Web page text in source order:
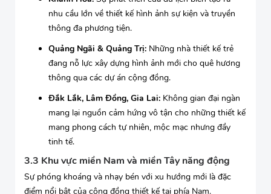
nhu cầu lớn về thiết kế hình ảnh sự kiện và truyền
thông đa phương tiện.
Quảng Ngãi & Quảng Trị: Những nhà thiết kế trẻ
đang nỗ lực xây dựng hình ảnh mới cho quê hương
thông qua các dự án cộng đồng.
Đắk Lắk, Lâm Đồng, Gia Lai: Không gian đại ngàn
mang lại nguồn cảm hứng vô tận cho những thiết kế
mang phong cách tự nhiên, mộc mạc nhưng đầy
tinh tế.
3.3 Khu vực miền Nam và miền Tây năng động
Sự phóng khoáng và nhạy bén với xu hướng mới là đặc
điểm nổi bật của cộng đồng thiết kế tại phía Nam.